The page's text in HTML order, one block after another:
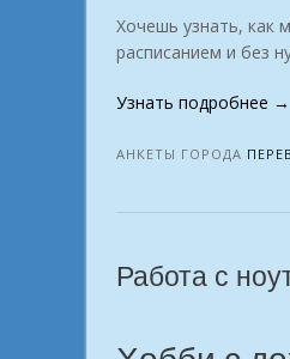
Хочешь узнать, как
расписанием и без
Узнать подробнее
в
→
АНКЕТЫ ГОРОДА
Работа с